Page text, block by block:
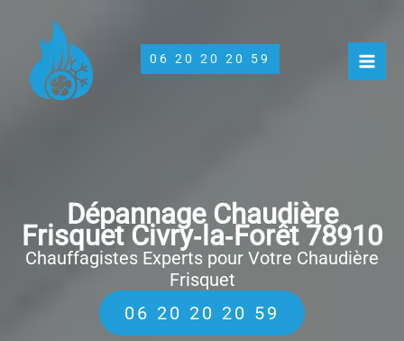
contenu
06 20 20 20 59
Dépannage Chaudière
Frisquet Civry‑la‑Forêt 78910
Chauffagistes Experts pour Votre Chaudière
Frisquet
06 20 20 20 59